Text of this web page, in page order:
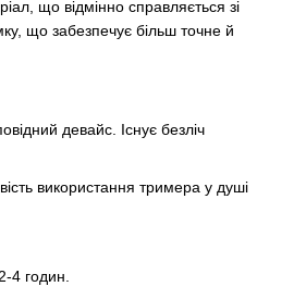
що відмінно справляється зі
що забезпечує більш точне й
девайс. Існує безліч
використання тримера у душі
4 годин.